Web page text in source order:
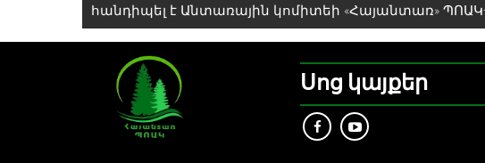
հանդիպել է Անտառային կոմիտեի «Հայանտառ»
Սոց կայքեր